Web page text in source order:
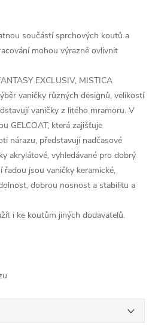
součástí sprchových koutů a
mohou výrazně ovlivnit
EXCLUSIV, MISTICA
vaničky různých designů, velikostí
vaničky z litého mramoru. V
GELCOAT, která zajišťuje
nárazu, představují nadčasové
akrylátové, vyhledávané pro dobrý
řadou jsou vaničky keramické,
dobrou nosnost a stabilitu a
i ke koutům jiných dodavatelů.